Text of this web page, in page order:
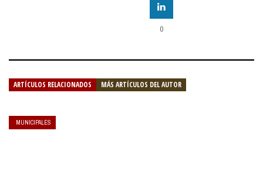
0
ARTÍCULOS RELACIONADOS MÁS ARTÍCULOS DEL AUTOR
MUNICIPALES